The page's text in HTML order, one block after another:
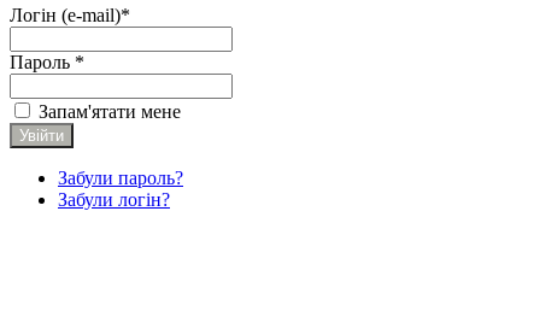
Логін (e-mail)*
Пароль *
Запам'ятати мене
Забули пароль?
Забули логін?